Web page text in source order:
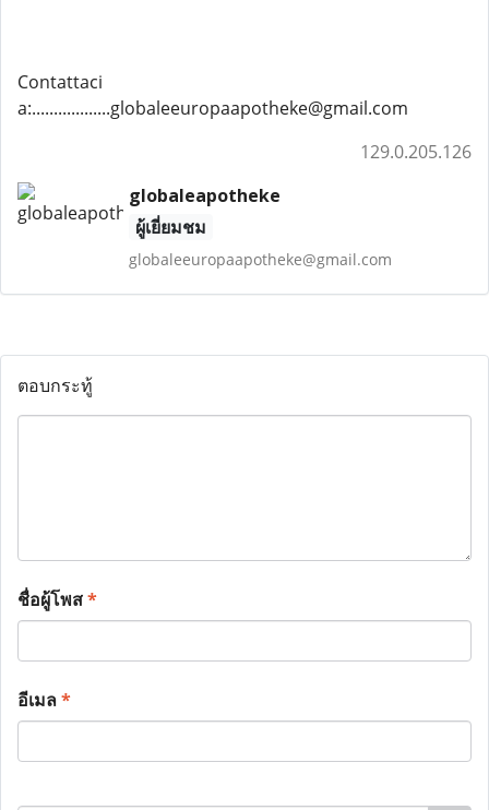
Contattaci
a:..................globaleeuropaapotheke@gmail.com
129.0.205.126
globaleapotheke
ผู้เยี่ยมชม
globaleeuropaapotheke@gmail.com
ตอบกระทู้
ชื่อผู้โพส*
อีเมล*